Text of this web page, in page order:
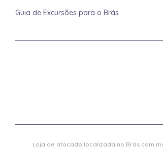
Guia de Excursões para o Brás
Loja de atacado localizada no Brás com